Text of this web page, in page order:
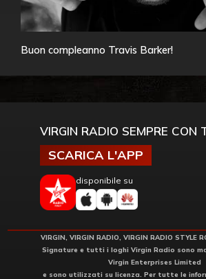
Buon compleanno Travis Barker!
VIRGIN RADIO SEMPRE CON
SCARICA L'APP
disponibile su
VIRGIN, VIRGIN RADIO, VIRGIN RADIO STYLE
Signature e tutti i loghi Virgin Radio sono
Virgin Enterprises Limited
e sono utilizzati su licenza. Per tutte le